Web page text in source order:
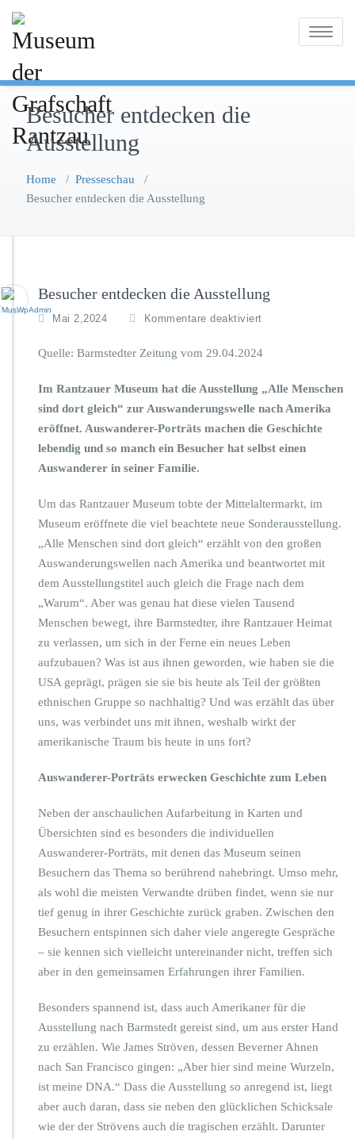
content
Toggle
Besucher entdecken die
Ausstellung
Home / Presseschau /
Besucher entdecken die Ausstellung
Besucher entdecken die Ausstellung
Mai 2,2024 Kommentare deaktiviert
s
u
c
h
n
t
d
c
k
e
n
i
e
A
u
s
l
u
g
Quelle: Barmstedter Zeitung vom 29.04.2024
Im Rantzauer Museum hat die Ausstellung „Alle Menschen
sind dort gleich“ zur Auswanderungswelle nach Amerika
eröffnet. Auswanderer-Porträts machen die Geschichte
lebendig und so manch ein Besucher hat selbst einen
Auswanderer in seiner Familie.
Um das Rantzauer Museum tobte der Mittelaltermarkt, im
Museum eröffnete die viel beachtete neue Sonderausstellung.
„Alle Menschen sind dort gleich“ erzählt von den großen
Auswanderungswellen nach Amerika und beantwortet mit
dem Ausstellungstitel auch gleich die Frage nach dem
„Warum“. Aber was genau hat diese vielen Tausend
Menschen bewegt, ihre Barmstedter, ihre Rantzauer Heimat
zu verlassen, um sich in der Ferne ein neues Leben
aufzubauen? Was ist aus ihnen geworden, wie haben sie die
USA geprägt, prägen sie sie bis heute als Teil der größten
ethnischen Gruppe so nachhaltig? Und was erzählt das über
uns, was verbindet uns mit ihnen, weshalb wirkt der
amerikanische Traum bis heute in uns fort?
Auswanderer-Porträts erwecken Geschichte zum Leben
Neben der anschaulichen Aufarbeitung in Karten und
Übersichten sind es besonders die individuellen
Auswanderer-Porträts, mit denen das Museum seinen
Besuchern das Thema so berührend nahebringt. Umso mehr,
als wohl die meisten Verwandte drüben findet, wenn sie nur
tief genug in ihrer Geschichte zurück graben. Zwischen den
Besuchern entspinnen sich daher viele angeregte Gespräche
– sie kennen sich vielleicht untereinander nicht, treffen sich
aber in den gemeinsamen Erfahrungen ihrer Familien.
Besonders spannend ist, dass auch Amerikaner für die
Ausstellung nach Barmstedt gereist sind, um aus erster Hand
zu erzählen. Wie James Ströven, dessen Beverner Ahnen
nach San Francisco gingen: „Aber hier sind meine Wurzeln,
ist meine DNA.“ Dass die Ausstellung so anregend ist, liegt
aber auch daran, dass sie neben den glücklichen Schicksale
wie der der Strövens auch die tragischen erzählt. Darunter